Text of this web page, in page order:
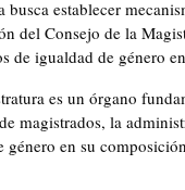
establecer
del Consejo de la
de igualdad de género
es un órgano
magistrados, la
género en su